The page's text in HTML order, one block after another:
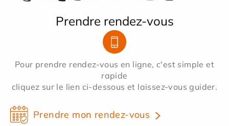
Prendre rendez-vous
Pour prendre rendez-vous en ligne, c'est simple et
rapide
cliquez sur le lien ci-dessous et laissez-vous guider.
Prendre mon rendez-vous